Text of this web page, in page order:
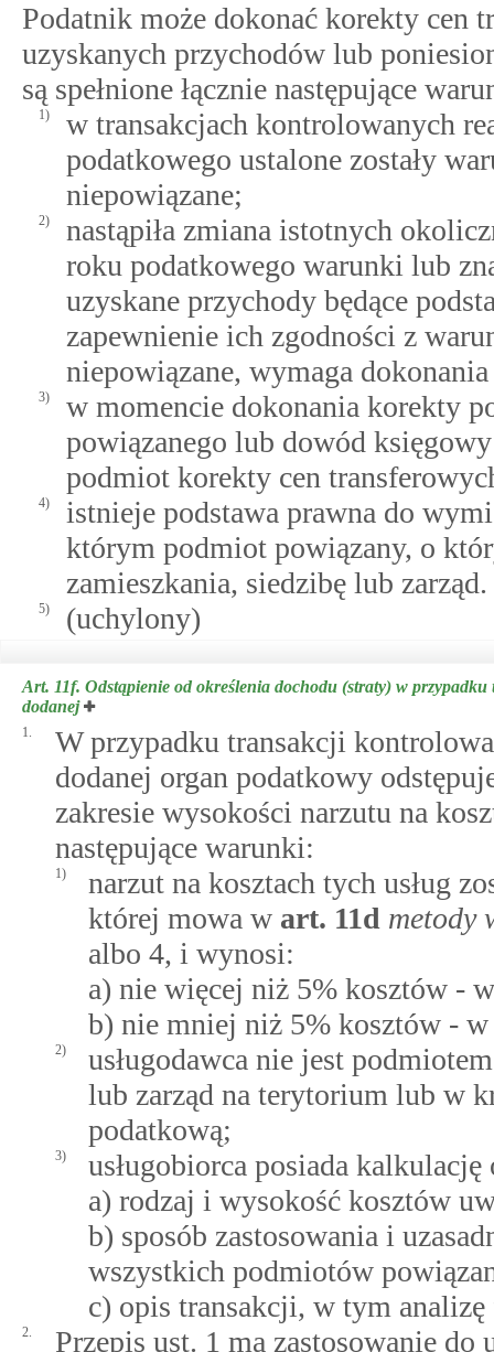
Podatnik może dokonać korekty cen
uzyskanych przychodów lub
są spełnione łącznie następujące
1)
w transakcjach kontrolowanych
podatkowego ustalone zostały
niepowiązane;
2)
nastąpiła zmiana istotnych
roku podatkowego warunki lub
uzyskane przychody będące
zapewnienie ich zgodności z
niepowiązane, wymaga
3)
w momencie dokonania korekty
powiązanego lub dowód
podmiot korekty cen
4)
istnieje podstawa prawna do
którym podmiot powiązany, o
zamieszkania, siedzibę lub zarząd.
5) (uchylony)
Art. 11f. Odstąpienie od określenia dochodu (straty) w
dodanej
1.
W przypadku transakcji
dodanej organ podatkowy
zakresie wysokości narzutu na
następujące warunki:
1)
narzut na kosztach tych usług
której mowa w art. 11d metody
albo 4, i wynosi:
a) nie więcej niż 5% kosztów -
b) nie mniej niż 5% kosztów - w
2)
usługodawca nie jest
lub zarząd na terytorium lub w
podatkową;
3)
usługobiorca posiada
a) rodzaj i wysokość kosztów
b) sposób zastosowania i
wszystkich podmiotów
c) opis transakcji, w tym
2. Przepis ust. 1 ma zastosowanie